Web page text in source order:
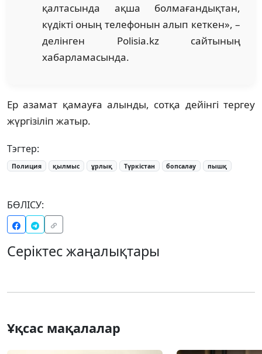
қалтасында ақша болмағандықтан,
күдікті оның телефонын алып кеткен», –
делінген Polisia.kz сайтының
хабарламасында.
Ер азамат қамауға алынды, сотқа дейінгі тергеу
жүргізіліп жатыр.
Тэгтер:
Полиция қылмыс ұрлық Түркістан бопсалау пышқ
БӨЛІСУ:
Серіктес жаңалықтары
Ұқсас мақалалар